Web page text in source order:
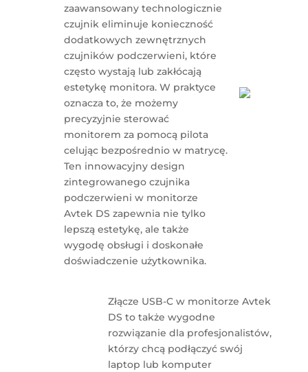
zaawansowany technologicznie
czujnik eliminuje konieczność
dodatkowych zewnętrznych
czujników podczerwieni, które
często wystają lub zakłócają
estetykę monitora. W praktyce
oznacza to, że możemy
precyzyjnie sterować
monitorem za pomocą pilota
celując bezpośrednio w matrycę.
Ten innowacyjny design
zintegrowanego czujnika
podczerwieni w monitorze
Avtek DS zapewnia nie tylko
lepszą estetykę, ale także
wygodę obsługi i doskonałe
doświadczenie użytkownika.
Złącze USB-C w monitorze Avtek
DS to także wygodne
rozwiązanie dla profesjonalistów,
którzy chcą podłączyć swój
laptop lub komputer